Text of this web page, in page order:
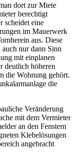
dort zur Miete
berechtigt
scheidet eine
im Mauerwerk
aus. Diese
nur dann Sinn
mit einplanen
deutlich höheren
die Wohnung gehört.
die
Veränderung
mit dem Vermieter
an den Fenstern
Klebelösungen
angebracht